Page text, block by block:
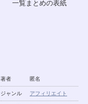
著者 匿名
ジャンル アフィリエイト